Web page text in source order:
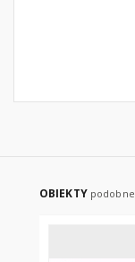
OBIEKTY podobne